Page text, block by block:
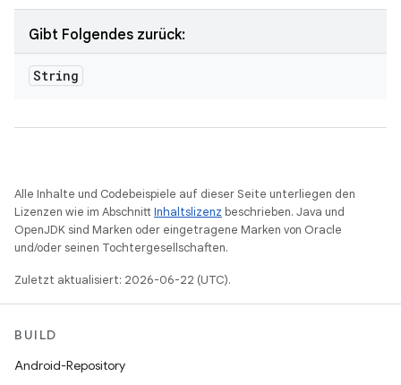
Gibt Folgendes zurück:
String
Alle Inhalte und Codebeispiele auf dieser Seite unterliegen den
Lizenzen wie im AbschnittInhaltslizenz beschrieben. Java und
OpenJDK sind Marken oder eingetragene Marken von Oracle
und/oder seinen Tochtergesellschaften.
Zuletzt aktualisiert: 2026-06-22 (UTC).
BUILD
Android-Repository